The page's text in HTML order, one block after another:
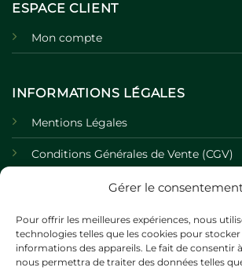
Gérer le
Pour offrir les meilleures expériences, nous
technologies telles que les cookies pour
informations des appareils. Le fait de consentir
nous permettra de traiter des données telles
ESPACE CLIENT
Mon compte
INFORMATIONS LÉGALES
Mentions Légales
Conditions Générales de Vente (CGV)
Politique de Confidentialité
Politique de Cookies